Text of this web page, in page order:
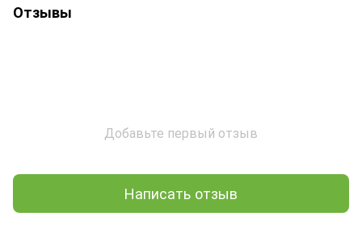
Отзывы
Добавьте первый отзыв
Написать отзыв